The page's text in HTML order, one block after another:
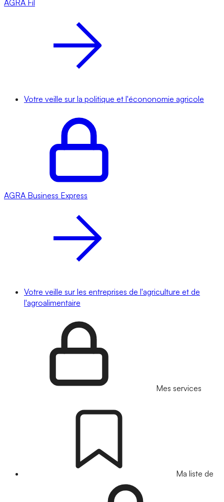
AGRA Fil
Votre veille sur la politique et l'écononomie agricole
AGRA Business Express
Votre veille sur les entreprises de l'agriculture et de
l'agroalimentaire
Mes services
Ma liste de